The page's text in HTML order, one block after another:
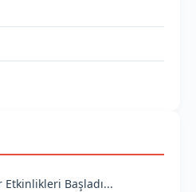
Başladı...